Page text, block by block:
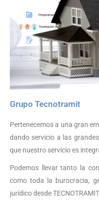
Grupo Tecnotramit
Pertenecemos a una gran
dando servicio a las
que nuestro servicio es
Podemos llevar tanto la
como toda la burocracia,
jurídico desde